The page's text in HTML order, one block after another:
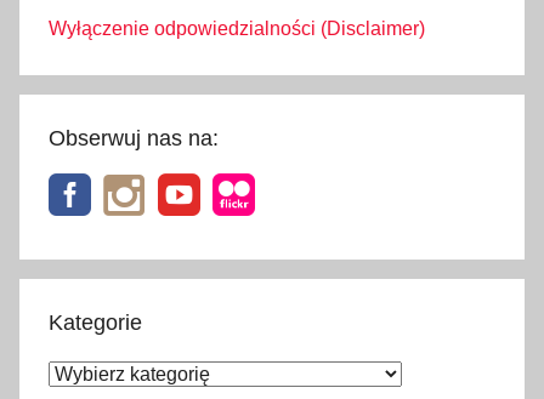
Wyłączenie odpowiedzialności (Disclaimer)
Obserwuj nas na:
Kategorie
Kategorie